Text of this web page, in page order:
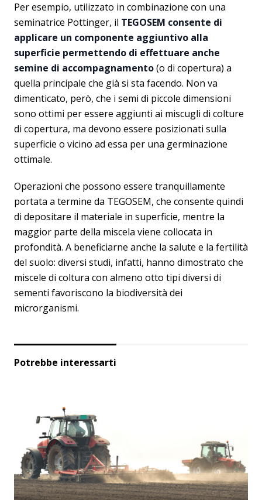
Per esempio, utilizzato in combinazione con una
seminatrice Pottinger, il TEGOSEM consente di
applicare un componente aggiuntivo alla
superficie permettendo di effettuare anche
semine di accompagnamento(o di copertura) a
quella principale che già si sta facendo. Non va
dimenticato, però, che i semi di piccole dimensioni
sono ottimi per essere aggiunti ai miscugli di colture
di copertura, ma devono essere posizionati sulla
superficie o vicino ad essa per una germinazione
ottimale.
Operazioni che possono essere tranquillamente
portata a termine da TEGOSEM, che consente quindi
di depositare il materiale in superficie, mentre la
maggior parte della miscela viene collocata in
profondità. A beneficiarne anche la salute e la fertilità
del suolo: diversi studi, infatti, hanno dimostrato che
miscele di coltura con almeno otto tipi diversi di
sementi favoriscono la biodiversità dei
microrganismi.
Potrebbe interessarti